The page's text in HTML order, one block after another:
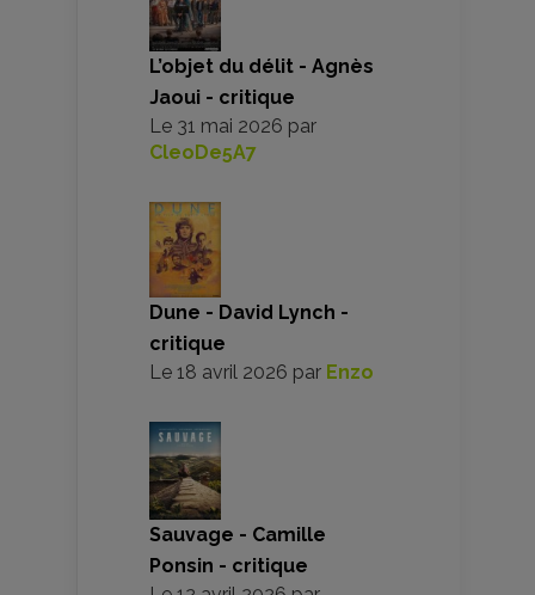
L’objet du délit - Agnès
Jaoui - critique
Le 31 mai 2026 par
CleoDe5A7
Dune - David Lynch -
critique
Le 18 avril 2026 par Enzo
Sauvage - Camille
Ponsin - critique